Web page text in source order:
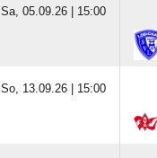
Sa, 05.09.26 | 15:00
So, 13.09.26 | 15:00